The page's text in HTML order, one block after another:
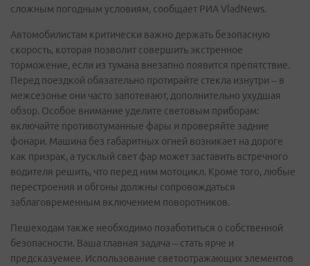
сложным погодным условиям, сообщает РИА VladNews.
Автомобилистам критически важно держать безопасную
скорость, которая позволит совершить экстренное
торможение, если из тумана внезапно появится препятствие.
Перед поездкой обязательно протирайте стекла изнутри – в
межсезонье они часто запотевают, дополнительно ухудшая
обзор. Особое внимание уделите световым приборам:
включайте противотуманные фары и проверяйте задние
фонари. Машина без габаритных огней возникает на дороге
как призрак, а тусклый свет фар может заставить встречного
водителя решить, что перед ним мотоцикл. Кроме того, любые
перестроения и обгоны должны сопровождаться
заблаговременным включением поворотников.
Пешеходам также необходимо позаботиться о собственной
безопасности. Ваша главная задача – стать ярче и
предсказуемее. Использование светоотражающих элементов